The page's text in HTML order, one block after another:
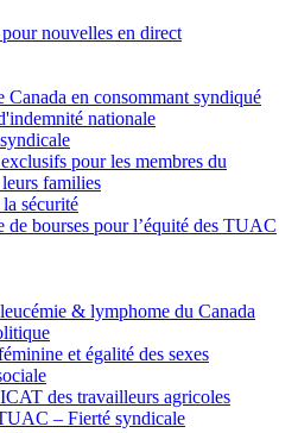
nouvelles en direct
Canada en consommant syndiqué
nationale
pour les membres du
families
sécurité
de bourses pour l’équité des TUAC
& lymphome du Canada
et égalité des sexes
des travailleurs agricoles
– Fierté syndicale